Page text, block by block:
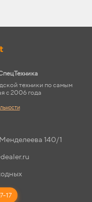
техники по самым
с 2006 года
140/1
17